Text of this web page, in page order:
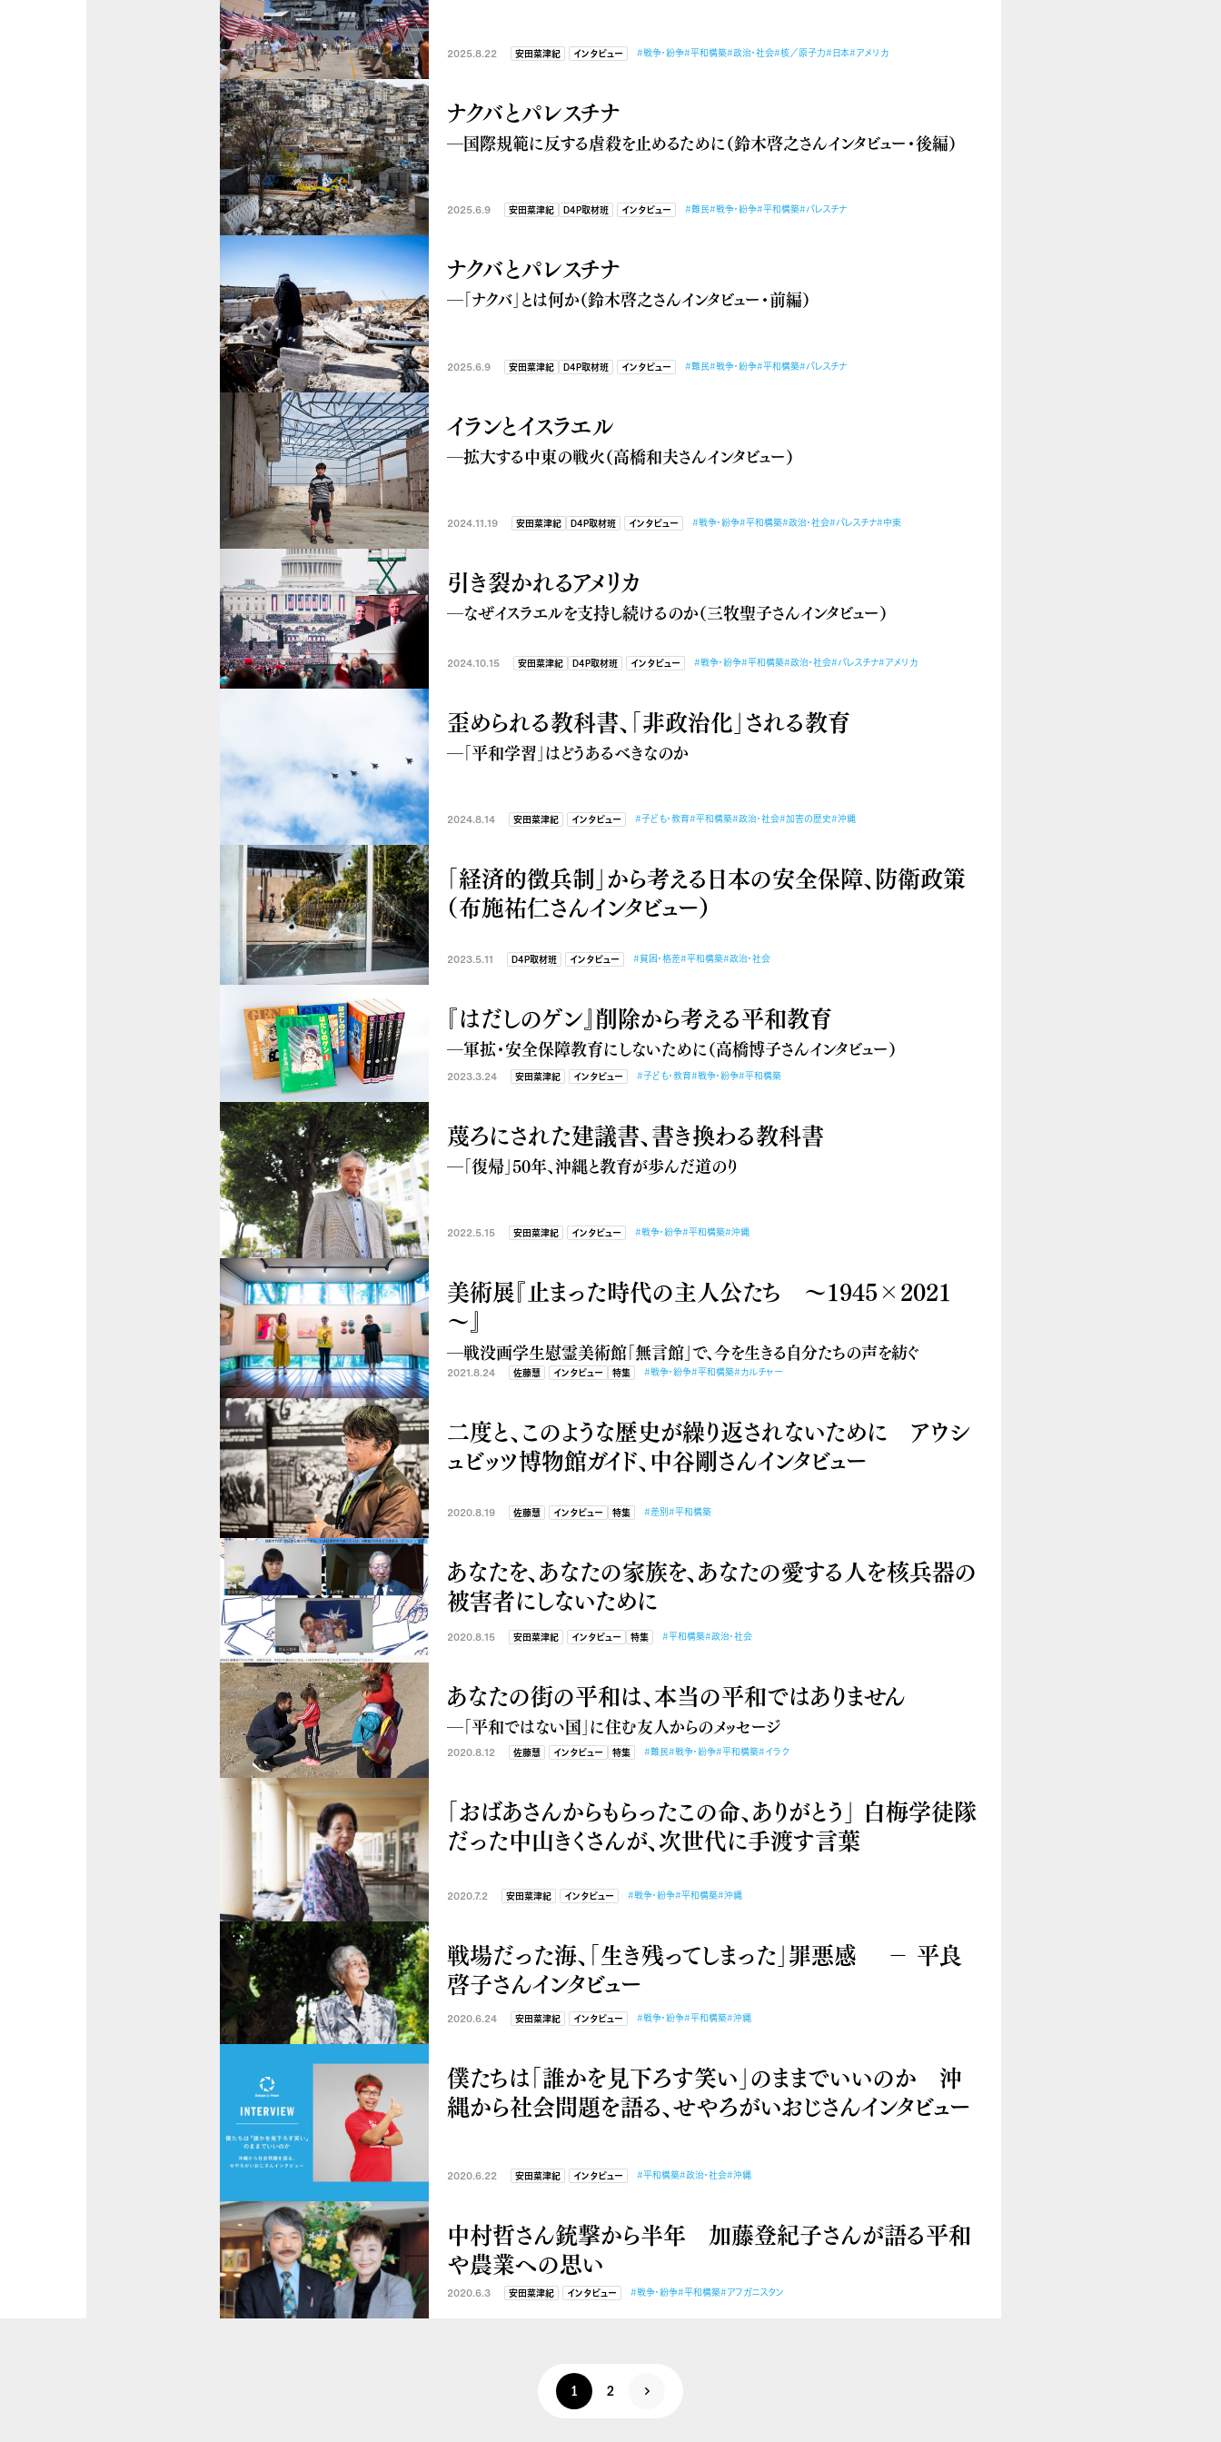
2025.8.22 安田菜津紀 インタビュー #戦争・紛争#平和構築#政治・社会#核／原子力#日本#アメリカ
ナクバとパレスチナ
―国際規範に反する虐殺を止めるために（鈴木啓之さんインタビュー・後編）
2025.6.9 安田菜津紀 D4P取材班 インタビュー #難民#戦争・紛争#平和構築#パレスチナ
ナクバとパレスチナ
―「ナクバ」とは何か（鈴木啓之さんインタビュー・前編）
2025.6.9 安田菜津紀 D4P取材班 インタビュー #難民#戦争・紛争#平和構築#パレスチナ
イランとイスラエル
―拡大する中東の戦火（高橋和夫さんインタビュー）
2024.11.19 安田菜津紀 D4P取材班 インタビュー #戦争・紛争#平和構築#政治・社会#パレスチナ#中東
引き裂かれるアメリカ
―なぜイスラエルを支持し続けるのか（三牧聖子さんインタビュー）
2024.10.15 安田菜津紀 D4P取材班 インタビュー #戦争・紛争#平和構築#政治・社会#パレスチナ#アメリカ
歪められる教科書、「非政治化」される教育
―「平和学習」はどうあるべきなのか
2024.8.14 安田菜津紀 インタビュー #子ども・教育#平和構築#政治・社会#加害の歴史#沖縄
「経済的徴兵制」から考える日本の安全保障、防衛政策
（布施祐仁さんインタビュー）
2023.5.11 D4P取材班 インタビュー #貧困・格差#平和構築#政治・社会
『はだしのゲン』削除から考える平和教育
―軍拡・安全保障教育にしないために（高橋博子さんインタビュー）
2023.3.24 安田菜津紀 インタビュー #子ども・教育#戦争・紛争#平和構築
蔑ろにされた建議書、書き換わる教科書
―「復帰」50年、沖縄と教育が歩んだ道のり
2022.5.15 安田菜津紀 インタビュー #戦争・紛争#平和構築#沖縄
美術展『止まった時代の主人公たち ～1945×2021
～』
―戦没画学生慰霊美術館「無言館」で、今を生きる自分たちの声を紡ぐ
2021.8.24 佐藤慧 インタビュー 特集 #戦争・紛争#平和構築#カルチャー
二度と、このような歴史が繰り返されないために アウシ
ュビッツ博物館ガイド、中谷剛さんインタビュー
2020.8.19 佐藤慧 インタビュー 特集 #差別#平和構築
あなたを、あなたの家族を、あなたの愛する人を核兵器の
被害者にしないために
2020.8.15 安田菜津紀 インタビュー 特集 #平和構築#政治・社会
あなたの街の平和は、本当の平和ではありません
―「平和ではない国」に住む友人からのメッセージ
2020.8.12 佐藤慧 インタビュー 特集 #難民#戦争・紛争#平和構築#イラク
「おばあさんからもらったこの命、ありがとう」 白梅学徒隊
だった中山きくさんが、次世代に手渡す言葉
2020.7.2 安田菜津紀 インタビュー #戦争・紛争#平和構築#沖縄
戦場だった海、「生き残ってしまった」罪悪感 － 平良
啓子さんインタビュー
2020.6.24 安田菜津紀 インタビュー #戦争・紛争#平和構築#沖縄
僕たちは「誰かを見下ろす笑い」のままでいいのか 沖
縄から社会問題を語る、せやろがいおじさんインタビュー
2020.6.22 安田菜津紀 インタビュー #平和構築#政治・社会#沖縄
中村哲さん銃撃から半年 加藤登紀子さんが語る平和
や農業への思い
2020.6.3 安田菜津紀 インタビュー #戦争・紛争#平和構築#アフガニスタン
1 2